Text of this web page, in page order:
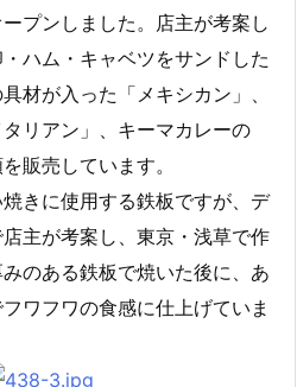
プンしました。店主が考案し
ハム・キャベツをサンドした
材が入った「メキシカン」、
リアン」、キーマカレーの
販売しています。
きに使用する鉄板ですが、デ
主が考案し、東京・浅草で作
のある鉄板で焼いた後に、あ
ワフワの食感に仕上げていま